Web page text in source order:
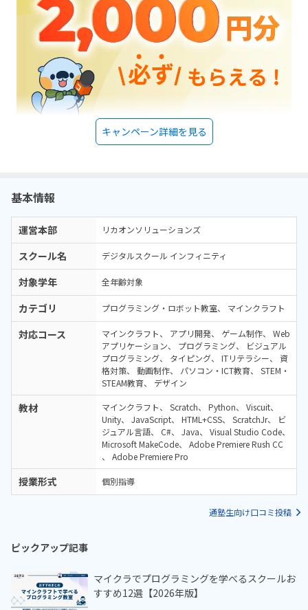
キャンペーン詳細を見る
基本情報
運営本部 リカオンソリューションズ
スクール名 デジタルスクール インフィニティ
対象学年 全年齢対象
カテゴリ プログラミング・ロボット教室 マインクラフト
対応コース マインクラフト アプリ開発 ゲーム制作
Web
アプリケーション
プログラミング
ビジュアル
プログラミング
タイピング ITリテラシー
資
格対策
動画制作 パソコン・ICT教育
STEM・
STEAM教育
デザイン
教材 マインクラフト Scratch Python
Viscuit
Unity
JavaScript HTML+CSS ScratchJr
ビ
ジュアル言語
C# Java
Visual Studio Code
Microsoft MakeCode
Adobe Premiere Rush CC
Adobe Premiere Pro
授業形式 個別指導
通塾生向け口コミ投稿
ピックアップ記事
マイクラでプログラミングを学べるスクールお
すすめ12選【2026年版】